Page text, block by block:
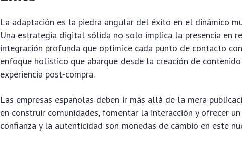
La adaptación es la piedra angular del éxito en el dinámico
Una estrategia digital sólida no solo implica la presencia en
integración profunda que optimice cada punto de contacto
enfoque holístico que abarque desde la creación de
experiencia post-compra.
Las empresas españolas deben ir más allá de la mera
en construir comunidades, fomentar la interacción y ofrecer
confianza y la autenticidad son monedas de cambio en este